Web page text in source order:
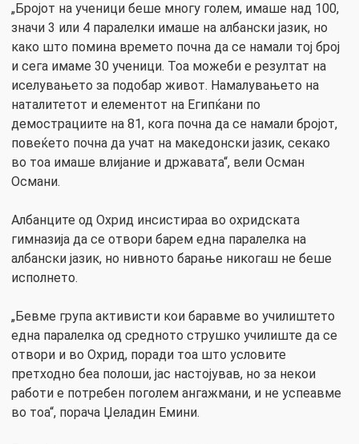
„Бројот на ученици беше многу голем, имаше над 100,
значи 3 или 4 паралелки имаше на албански јазик, но
како што помина времето почна да се намали тој број
и сега имаме 30 ученици. Тоа можеби е резултат на
иселувањето за подобар живот. Намалувањето на
наталитетот и елементот на Египќани по
демострациите на 81, кога почна да се намали бројот,
повеќето почна да учат на македонски јазик, секако
во тоа имаше влијание и државата“, вели Осман
Османи.
Албанците од Охрид инсистираа во охридската
гимназија да се отвори барем една паралелка на
албански јазик, но нивното барање никогаш не беше
исполнето.
„Бевме група активисти кои баравме во училиштето
една паралелка од средното струшко училиште да се
отвори и во Охрид, поради тоа што условите
претходно беа полоши, јас настојував, но за некои
работи е потребен поголем ангажмани, и не успеавме
во тоа“, порача Џеладин Емини.